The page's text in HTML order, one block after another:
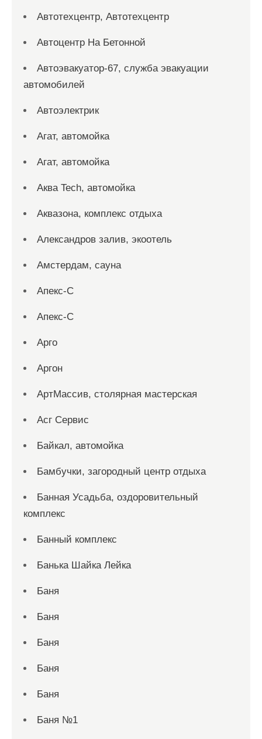
Автотехцентр, Автотехцентр
Автоцентр На Бетонной
Автоэвакуатор-67, служба эвакуации
автомобилей
Автоэлектрик
Агат, автомойка
Агат, автомойка
Аква Tech, автомойка
Аквазона, комплекс отдыха
Александров залив, экоотель
Амстердам, сауна
Апекс-С
Апекс-С
Арго
Аргон
АртМассив, столярная мастерская
Асг Сервис
Байкал, автомойка
Бамбучки, загородный центр отдыха
Банная Усадьба, оздоровительный
комплекс
Банный комплекс
Банька Шайка Лейка
Баня
Баня
Баня
Баня
Баня
Баня №1